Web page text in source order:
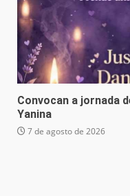
Convocan a jornada
Yanina
7 de agosto de 2026